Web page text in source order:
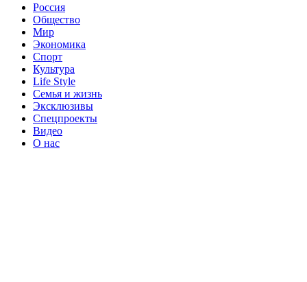
Россия
Общество
Мир
Экономика
Спорт
Культура
Life Style
Семья и жизнь
Эксклюзивы
Спецпроекты
Видео
О нас